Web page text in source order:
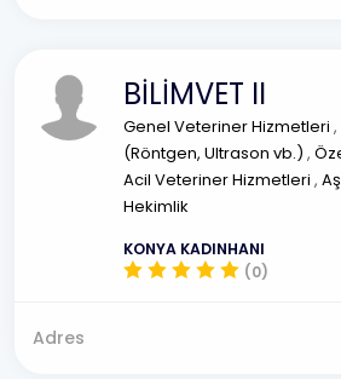
BİLİMVET II
Genel Veteriner Hizmetleri ,
(Röntgen, Ultrason vb.) ,
Acil Veteriner Hizmetleri ,
Hekimlik
KONYA KADINHANI
(0)
Adres